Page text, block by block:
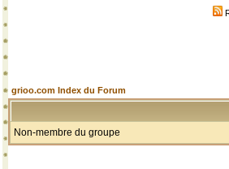
grioo.com Index du Forum
Non-membre du groupe